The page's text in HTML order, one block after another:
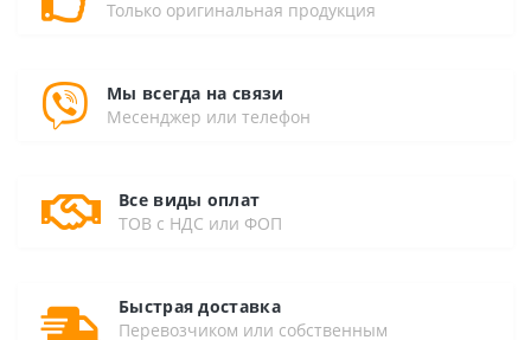
Только оригинальная продукция
Мы всегда на связи
Месенджер или телефон
Все виды оплат
ТОВ с НДС или ФОП
Быстрая доставка
Перевозчиком или собственным